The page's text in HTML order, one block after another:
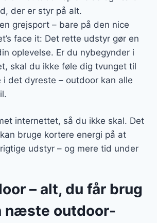
der er styr på alt.
grejsport – bare på den nice
face it: Det rette udstyr gør en
oplevelse. Er du nybegynder i
skal du ikke føle dig tvunget til
i det dyreste – outdoor kan alle
internettet, så du ikke skal. Det
bruge kortere energi på at
udstyr – og mere tid under
– alt, du får brug
næste outdoor-